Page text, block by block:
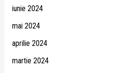
iunie 2024
mai 2024
aprilie 2024
martie 2024